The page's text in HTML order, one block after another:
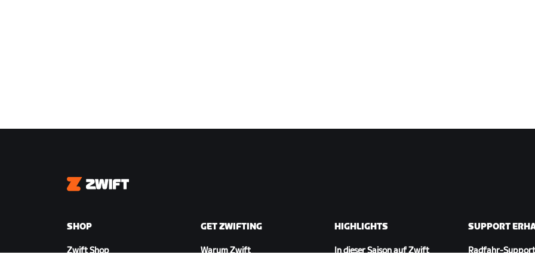
Zwift
SHOP
Zwift Shop
GET ZWIFTING
Warum Zwift
HIGHLIGHTS
In dieser Saison auf Zwift
SUPPORT
Radfahr-Support